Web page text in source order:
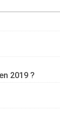
2019 ?